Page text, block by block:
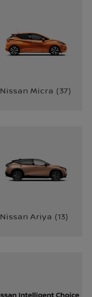
Nissan Micra (37)
Nissan Ariya (13)